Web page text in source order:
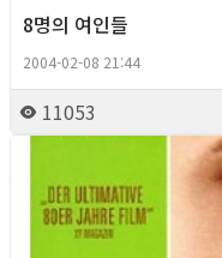
8명의 여인들
2004-02-08 21:44
11053